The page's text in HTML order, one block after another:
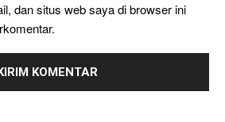
dan situs web saya di browser ini